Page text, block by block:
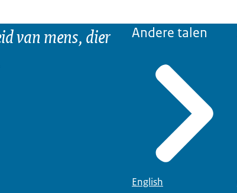
van mens, dier
Andere talen
English